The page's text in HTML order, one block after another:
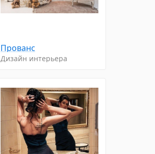
Прованс
Дизайн интерьера